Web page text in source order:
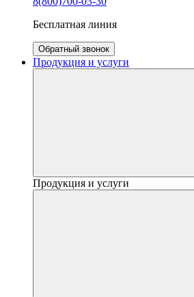
Бесплатная линия
Обратный звонок
Продукция и услуги
Продукция и услуги